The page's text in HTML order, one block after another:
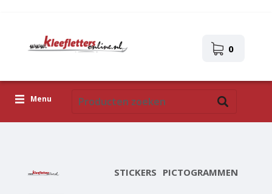
0
Menu
STICKERS PICTOGRAMMEN